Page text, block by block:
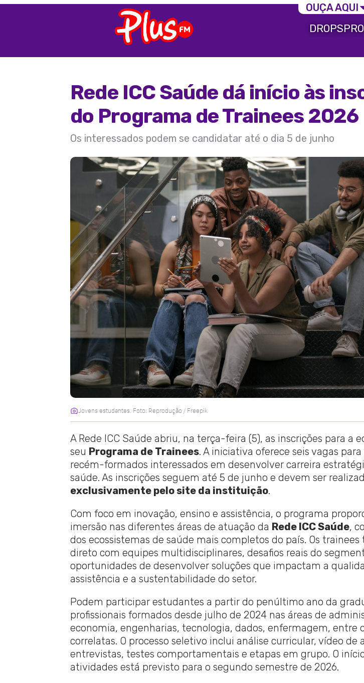
DROPS
Rede ICC Saúde dá início às
do Programa de Trainees 2026
Os interessados podem se candidatar até o dia 5 de junho
Jovens estudantes. Foto: Reprodução / Freepik
A Rede ICC Saúde abriu, na terça-feira (5), as inscrições para a
seu Programa de Trainees. A iniciativa oferece seis vagas
recém-formados interessados em desenvolver carreira
saúde. As inscrições seguem até 5 de junho e devem ser
exclusivamente pelo site da instituição.
Com foco em inovação, ensino e assistência, o programa
imersão nas diferentes áreas de atuação da Rede ICC Saúde,
dos ecossistemas de saúde mais completos do país. Os
direto com equipes multidisciplinares, desafios reais do
oportunidades de desenvolver soluções que impactam a
assistência e a sustentabilidade do setor.
Podem participar estudantes a partir do penúltimo ano da
profissionais formados desde julho de 2024 nas áreas de
economia, engenharias, tecnologia, dados, enfermagem, entre
correlatas. O processo seletivo inclui análise curricular, vídeo de
entrevistas, testes comportamentais e etapas em grupo. O
atividades está previsto para o segundo semestre de 2026.
OUÇA AQUI